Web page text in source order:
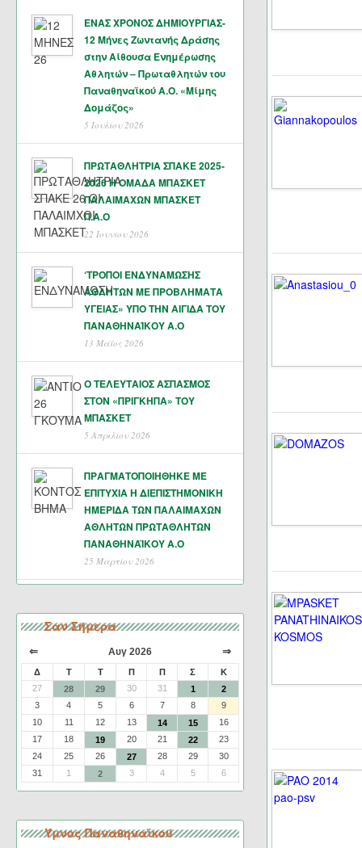
ΕΝΑΣ ΧΡΟΝΟΣ ΔΗΜΙΟΥΡΓΙΑΣ-
12 Μήνες Ζωντανής Δράσης
στην Αίθουσα Ενημέρωσης
Αθλητών – Πρωταθλητών του
Παναθηναϊκού Α.Ο. «Μίμης
Δομάζος»
5 Ιουλίου 2026
ΠΡΩΤΑΘΛΗΤΡΙΑ ΣΠΑΚΕ 2025-
2026 Η ΟΜΑΔΑ ΜΠΑΣΚΕΤ
ΠΑΛΑΙΜΑΧΩΝ ΜΠΑΣΚΕΤ
Π.Α.Ο
22 Ιουνίου 2026
‘ΤΡΟΠΟΙ ΕΝΔΥΝΑΜΩΣΗΣ
ΑΘΛΗΤΩΝ ΜΕ ΠΡΟΒΛΗΜΑΤΑ
ΥΓΕΙΑΣ» ΥΠΟ ΤΗΝ ΑΙΓΙΔΑ ΤΟΥ
ΠΑΝΑΘΗΝΑΊΚΟΥ Α.Ο
13 Μάϊος 2026
Ο ΤΕΛΕΥΤΑΙΟΣ ΑΣΠΑΣΜΟΣ
ΣΤΟΝ «ΠΡΙΓΚΗΠΑ» ΤΟΥ
ΜΠΑΣΚΕΤ
5 Απριλίου 2026
ΠΡΑΓΜΑΤΟΠΟΙΗΘΗΚΕ ΜΕ
ΕΠΙΤΥΧΙΑ Η ΔΙΕΠΙΣΤΗΜΟΝΙΚΗ
ΗΜΕΡΙΔΑ ΤΩΝ ΠΑΛΑΙΜΑΧΩΝ
ΑΘΛΗΤΩΝ ΠΡΩΤΑΘΛΗΤΩΝ
ΠΑΝΑΘΗΝΑΪΚΟΥ Α.Ο
25 Μαρτίου 2026
Σαν Σήμερα
⇐ Αυγ 2026 ⇒
Δ Τ Τ Π Π Σ
Κ
27
28 29 30 31 1
2
3
4 5 6 7 8
9
10
11 12 13 14 15
16
17
18 19 20 21 22
23
24
25 26 27 28 29
30
31
1 2 3 4 5 6
Ύμνος Παναθηναϊκού